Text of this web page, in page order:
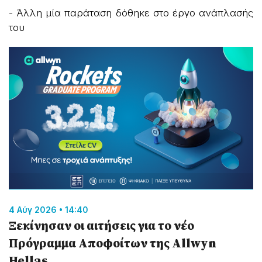
- Άλλη μία παράταση δόθηκε στο έργο ανάπλασής
του
4 Αύγ 2026 • 14:40
Ξεκίνησαν οι αιτήσεις για το νέο
Πρόγραμμα Αποφοίτων της Allwyn